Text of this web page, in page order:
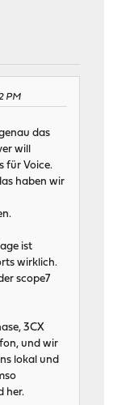
PM
das
will
für Voice.
haben wir
ist
wirklich.
scope7
3CX
und wir
lokal und
her.